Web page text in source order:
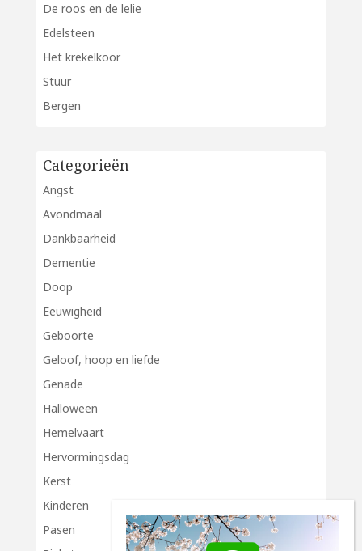
De roos en de lelie
Edelsteen
Het krekelkoor
Stuur
Bergen
Categorieën
Angst
Avondmaal
Dankbaarheid
Dementie
Doop
Eeuwigheid
Geboorte
Geloof, hoop en liefde
Genade
Halloween
Hemelvaart
Hervormingsdag
Kerst
Kinderen
Pasen